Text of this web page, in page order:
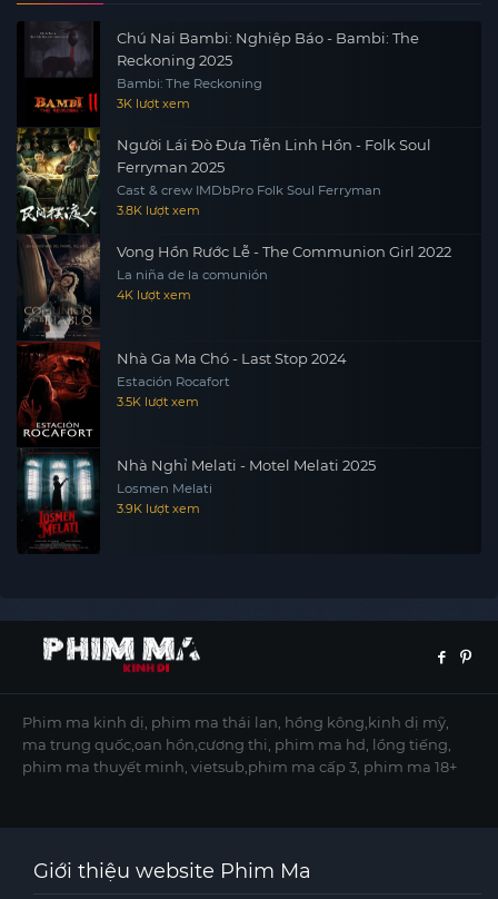
Chú Nai Bambi: Nghiệp Báo - Bambi: The
Reckoning 2025
Bambi: The Reckoning
3K lượt xem
Người Lái Đò Đưa Tiễn Linh Hồn - Folk Soul
Ferryman 2025
Cast & crew IMDbPro Folk Soul Ferryman
3.8K lượt xem
Vong Hồn Rước Lễ - The Communion Girl 2022
La niña de la comunión
4K lượt xem
Nhà Ga Ma Chó - Last Stop 2024
Estación Rocafort
3.5K lượt xem
Nhà Nghỉ Melati - Motel Melati 2025
Losmen Melati
3.9K lượt xem
Phim ma kinh dị, phim ma thái lan, hồng kông,kinh dị mỹ,
ma trung quốc,oan hồn,cương thi, phim ma hd, lồng tiếng,
phim ma thuyết minh, vietsub,phim ma cấp 3, phim ma 18+
Giới thiệu website Phim Ma